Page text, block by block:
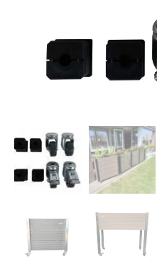
Gaas&Beugels
Sale